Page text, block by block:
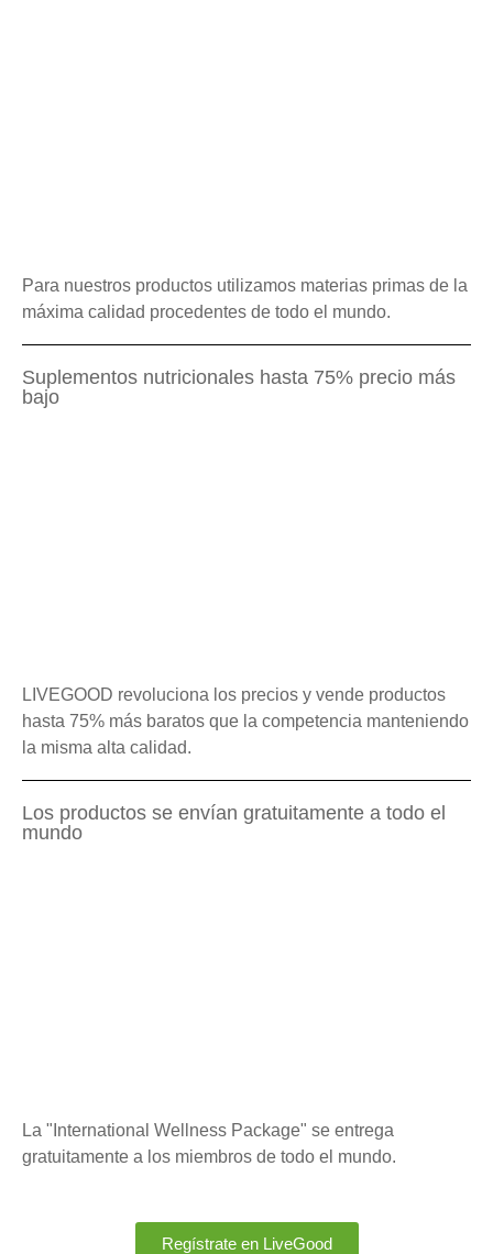
Para nuestros productos utilizamos materias primas de la
máxima calidad procedentes de todo el mundo.
Suplementos nutricionales hasta 75% precio más
bajo
LIVEGOOD revoluciona los precios y vende productos
hasta 75% más baratos que la competencia manteniendo
la misma alta calidad.
Los productos se envían gratuitamente a todo el
mundo
La "International Wellness Package" se entrega
gratuitamente a los miembros de todo el mundo.
Regístrate en LiveGood